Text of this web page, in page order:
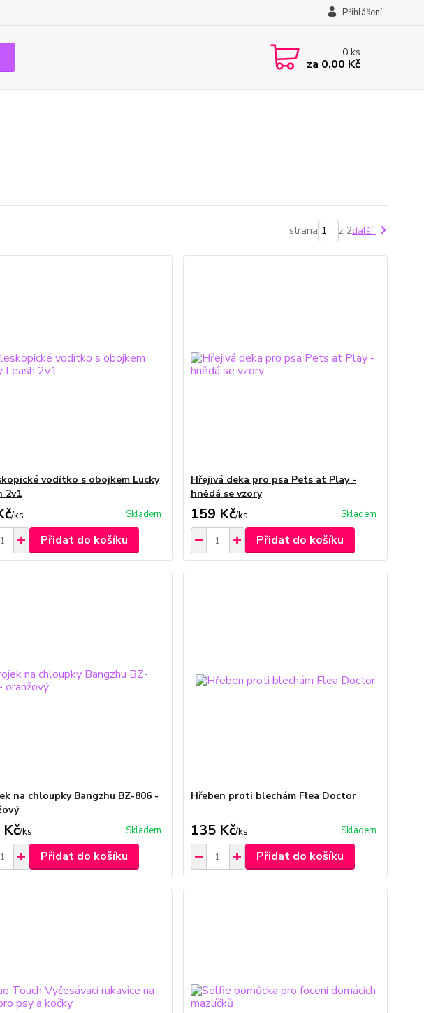
Přihlášení
0ks
za 0,00 Kč
strana z 2další
vodítko s obojkem Lucky
2v1
/ks Skladem
Přidat do košíku
Hřejivá deka pro psa Pets at Play -
hnědá se vzory
159 Kč/ks Skladem
Přidat do košíku
na chloupky Bangzhu BZ-806 -
/ks Skladem
Přidat do košíku
Hřeben proti blechám Flea Doctor
135 Kč/ks Skladem
Přidat do košíku